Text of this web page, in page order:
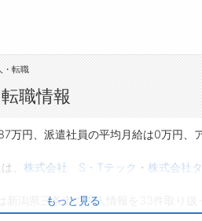
サービスについて
ハウ(応募書類の書き方・面接対策な
採用コラム
・転職
職情報
万円、派遣社員の平均月給は0万円
、 株式会社 S・Tテック ・ 株式会社
潟県三条市の求人情報を33件取り扱
もっと見る